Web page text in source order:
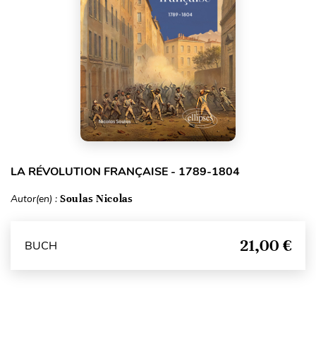
LA RÉVOLUTION FRANÇAISE - 1789-1804
Autor(en) : Soulas Nicolas
BUCH 21,00 €